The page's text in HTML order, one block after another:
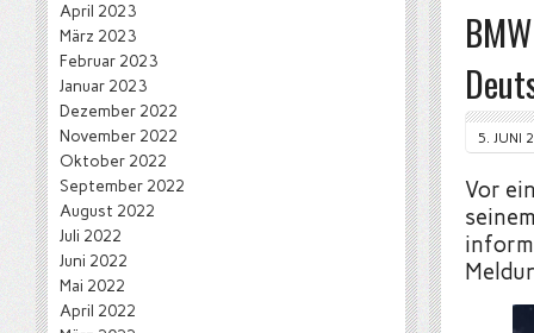
5. JUNI
Vor
April 2023
März 2023
Februar 2023
Januar 2023
Dezember 2022
November 2022
Oktober 2022
September 2022
August 2022
Juli 2022
Juni 2022
Mai 2022
April 2022